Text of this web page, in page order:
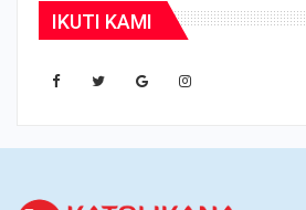
IKUTI KAMI